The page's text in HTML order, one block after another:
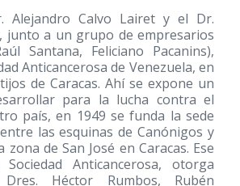
Alejandro Calvo Lairet y el Dr.
junto a un grupo de empresarios
Santana, Feliciano Pacanins),
Anticancerosa de Venezuela, en
de Caracas. Ahí se expone un
para la lucha contra el
país, en 1949 se funda la sede
las esquinas de Canónigos y
zona de San José en Caracas. Ese
Anticancerosa, otorga
Héctor Rumbos, Rubén